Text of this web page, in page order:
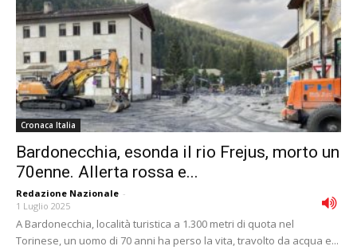
Cronaca Italia
Bardonecchia, esonda il rio Frejus, morto un
70enne. Allerta rossa e...
Redazione Nazionale -
1 Luglio 2025
A Bardonecchia, località turistica a 1.300 metri di quota nel
Torinese, un uomo di 70 anni ha perso la vita, travolto da acqua e...